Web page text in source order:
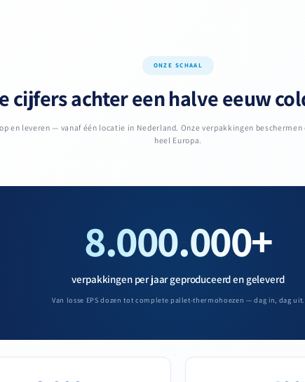
ONZE SCHAAL
cijfers achter een halve eeuw
en leveren — vanaf één locatie in Nederland. Onze verpakkingen
heel Europa.
8.000.000+
verpakkingen per jaar geproduceerd en geleverd
Van losse EPS dozen tot complete pallet-thermohoezen — dag in, dag uit.